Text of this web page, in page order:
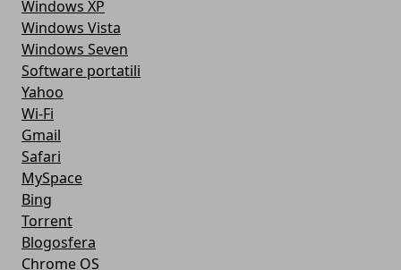
Windows XP
Windows Vista
Windows Seven
Software portatili
Yahoo
Wi-Fi
Gmail
Safari
MySpace
Bing
Torrent
Blogosfera
Chrome OS